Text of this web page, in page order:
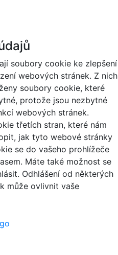
soubory cookie ke zlepšení
webových stránek. Z nich
soubory cookie, které
protože jsou nezbytné
webových stránek.
třetích stran, které nám
jak tyto webové stránky
se do vašeho prohlížeče
Máte také možnost se
Odhlášení od některých
může ovlivnit vaše